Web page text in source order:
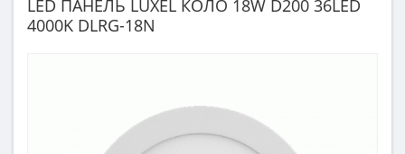
LED ПАНЕЛЬ LUXEL КОЛО 18W D200 36LED
4000K DLRG-18N